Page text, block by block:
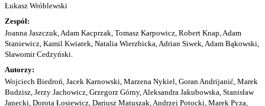
Łukasz Wróblewski
Zespół:
Joanna Jaszczuk, Adam Kacprzak, Tomasz Karpowicz, Robert Knap, Adam
Staniewicz, Kamil Kwiatek, Natalia Wierzbicka, Adrian Siwek, Adam Bąkowski,
Sławomir Cedzyński.
Autorzy:
Wojciech Biedroń, Jacek Karnowski, Marzena Nykiel, Goran Andrijanić, Marek
Budzisz, Jerzy Jachowicz, Grzegorz Górny, Aleksandra Jakubowska, Stanisław
Janecki, Dorota Łosiewicz, Dariusz Matuszak, Andrzej Potocki, Marek Pyza,